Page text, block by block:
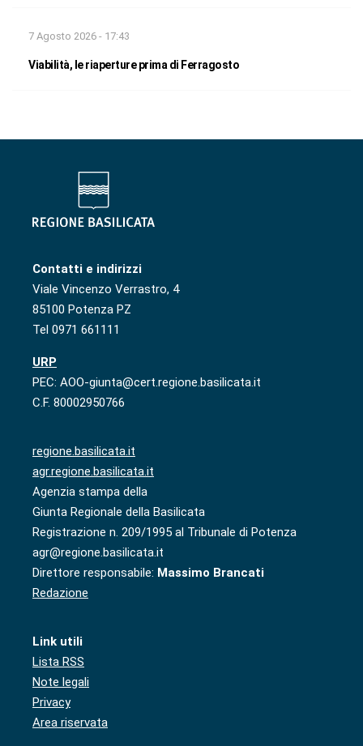
7 Agosto 2026 - 17:43
Viabilità, le riaperture prima di Ferragosto
Contatti e indirizzi
Viale Vincenzo Verrastro, 4
85100 Potenza PZ
Tel 0971 661111
URP
PEC: AOO-giunta@cert.regione.basilicata.it
C.F. 80002950766
regione.basilicata.it
agr.regione.basilicata.it
Agenzia stampa della
Giunta Regionale della Basilicata
Registrazione n. 209/1995 al Tribunale di Potenza
agr@regione.basilicata.it
Direttore responsabile: Massimo Brancati
Redazione
Link utili
Lista RSS
Note legali
Privacy
Area riservata